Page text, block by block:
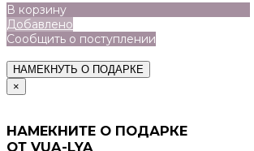
В корзину
Добавлено
Сообщить о поступлении
НАМЕКНУТЬ О ПОДАРКЕ
×
НАМЕКНИТЕ О ПОДАРКЕ
ОТ VUA-LYA